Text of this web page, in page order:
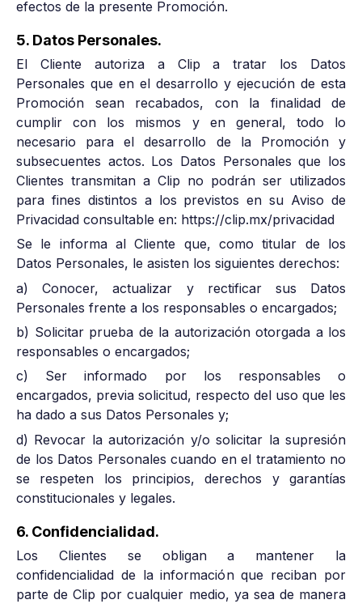
efectos de la presente Promoción.
5. Datos Personales.
El Cliente autoriza a Clip a tratar los Datos
Personales que en el desarrollo y ejecución de esta
Promoción sean recabados, con la finalidad de
cumplir con los mismos y en general, todo lo
necesario para el desarrollo de la Promoción y
subsecuentes actos. Los Datos Personales que los
Clientes transmitan a Clip no podrán ser utilizados
para fines distintos a los previstos en su Aviso de
Privacidad consultable en: https://clip.mx/privacidad
Se le informa al Cliente que, como titular de los
Datos Personales, le asisten los siguientes derechos:
a) Conocer, actualizar y rectificar sus Datos
Personales frente a los responsables o encargados;
b) Solicitar prueba de la autorización otorgada a los
responsables o encargados;
c) Ser informado por los responsables o
encargados, previa solicitud, respecto del uso que les
ha dado a sus Datos Personales y;
d) Revocar la autorización y/o solicitar la supresión
de los Datos Personales cuando en el tratamiento no
se respeten los principios, derechos y garantías
constitucionales y legales.
6. Confidencialidad.
Los Clientes se obligan a mantener la
confidencialidad de la información que reciban por
parte de Clip por cualquier medio, ya sea de manera